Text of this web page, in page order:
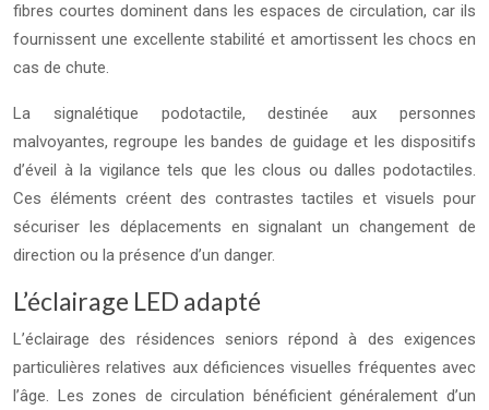
fibres courtes dominent dans les espaces de circulation, car ils
fournissent une excellente stabilité et amortissent les chocs en
cas de chute.
La signalétique podotactile, destinée aux personnes
malvoyantes, regroupe les bandes de guidage et les dispositifs
d’éveil à la vigilance tels que les clous ou dalles podotactiles.
Ces éléments créent des contrastes tactiles et visuels pour
sécuriser les déplacements en signalant un changement de
direction ou la présence d’un danger.
L’éclairage LED adapté
L’éclairage des résidences seniors répond à des exigences
particulières relatives aux déficiences visuelles fréquentes avec
l’âge. Les zones de circulation bénéficient généralement d’un